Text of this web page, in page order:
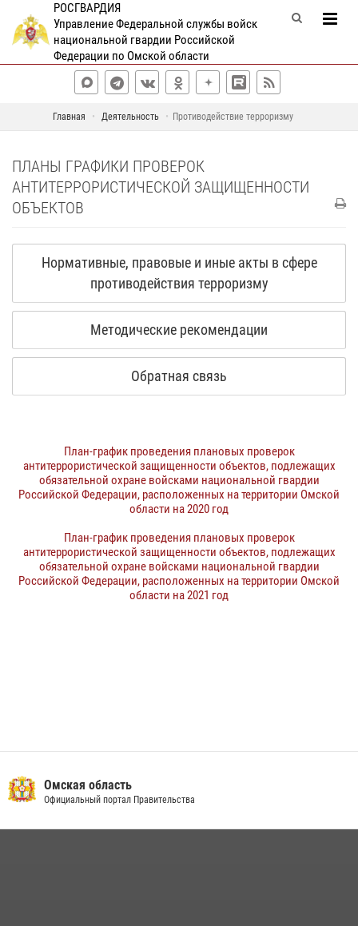
РОСГВАРДИЯ
Управление Федеральной службы войск
национальной гвардии Российской
Федерации по Омской области
Главная Деятельность Противодействие терроризму
ПЛАНЫ ГРАФИКИ ПРОВЕРОК
АНТИТЕРРОРИСТИЧЕСКОЙ ЗАЩИЩЕННОСТИ
ОБЪЕКТОВ
Нормативные, правовые и иные акты в сфере
противодействия терроризму
Методические рекомендации
Обратная связь
План-график проведения плановых проверок
антитеррористической защищенности объектов, подлежащих
обязательной охране войсками национальной гвардии
Российской Федерации, расположенных на территории Омской
области на 2020 год
План-график проведения плановых проверок
антитеррористической защищенности объектов, подлежащих
обязательной охране войсками национальной гвардии
Российской Федерации, расположенных на территории Омской
области на 2021 год
Омская область
Официальный портал Правительства